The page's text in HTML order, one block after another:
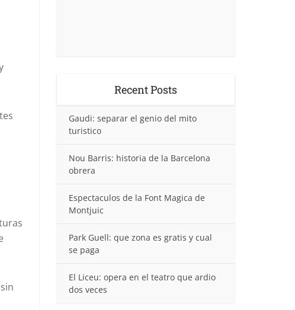
Recent Posts
Gaudi: separar el genio del mito
turistico
Nou Barris: historia de la Barcelona
obrera
Espectaculos de la Font Magica de
Montjuic
Park Guell: que zona es gratis y cual
se paga
El Liceu: opera en el teatro que ardio
dos veces